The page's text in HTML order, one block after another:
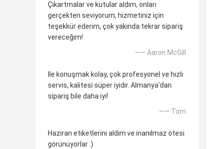
Çıkartmalar ve kutular aldım, onları
gerçekten seviyorum, hizmetiniz için
teşekkür ederim, çok yakında tekrar sipariş
vereceğim!
—— Aaron McGill
Ile konuşmak kolay, çok profesyonel ve hızlı
servis, kalitesi süper iyidir. Almanya'dan
sipariş bile daha iyi!
—— Tom
Haziran etiketlerini aldım ve inanılmaz ötesi
görünüyorlar :)